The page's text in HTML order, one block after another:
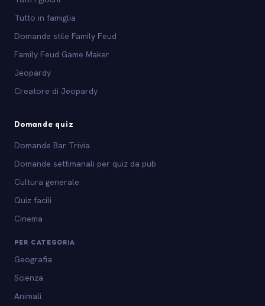
Tutto in famiglia
Domande stile Family Feud
Family Feud Game Maker
Jeopardy
Creatore di Jeopardy
Domande quiz
Domande Bar Trivia
Domande settimanali per quiz da pub
Cultura generale
Quiz facili
Cinema
PER CATEGORIA
Geografia
Scienza
Animali